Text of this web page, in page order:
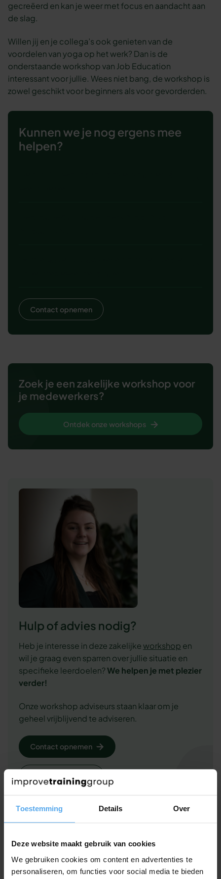
Toestemming Details Over
Deze website maakt gebruik van cookies
We gebruiken cookies om content en advertenties te
personaliseren, om functies voor social media te bieden
gecreëerd en kan je weer met focus en aandacht aan
de slag.
Willen jij en je collega’s ook genieten van de
voordelen van yoga op het werk? Dan is de
onderstaande workshop van Job Education
interessant voor jullie. Wees niet bang, de workshop is
zowel geschikt voor beginners als voor gevorderden.
Kunnen we je nog ergens mee
helpen?
Contact opnemen
Zoek je een zakelijke workshop voor
je medewerkers?
Ontdek onze workshops
Hulp of advies nodig?
Heb je interesse in deze zakelijkeworkshop en
wil je graag even sparren over jullie situatie en
specifieke leerdoelen?We helpen je met plezier
verder!
Onze workshop adviseurs staan klaar om je
geheel vrijblijvend te adviseren.
Contact opnemen
Offerte aanvragen
Bekijk onze whitepapers